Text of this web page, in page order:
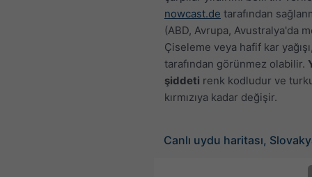
nowcast.de tarafından
(ABD, Avrupa, Avustralya'da
Çiseleme veya hafif kar
tarafından görünmez olabilir.
şiddeti renk kodludur ve
kırmızıya kadar değişir.
Canlı uydu haritası,